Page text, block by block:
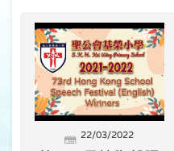
22/03/2022